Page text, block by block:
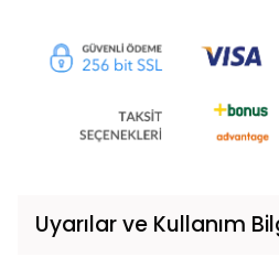
Uyarılar ve Kullanım